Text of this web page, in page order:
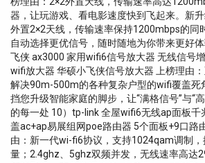
器，让玩游戏、看电影速度快到飞起来。新
外置2×2天线，传输速率保持1200mbps的同
自动选择更优信号，随时随地为你带来更好
飞侠 ax3000 家用wifi6信号放大器 无线信号
wifi放大器 华硕小飞侠信号放大器 上榜理由
解决90m-500m的各种复杂户型的wifi覆盖死
挡您升级智能家庭的脚步，让“满格信号”与“
的每一处 10）tp-link 全屋wifi6无线ap面板千
盖ac+ap易展组网poe路由器 5个面板+9口路
由：新一代wi-fi6协议，支持1024qam调制
量；2.4ghz、5ghz双频并发，无线速率高达